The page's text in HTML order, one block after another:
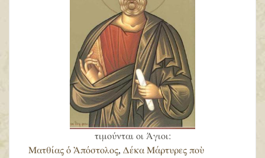
τιμούνται οι Άγιοι:
Ματθίας ὁ Ἀπόστολος, Δέκα Μάρτυρες ποὺ